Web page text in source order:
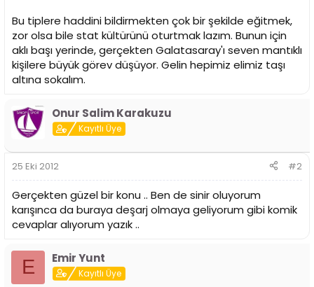
Bu tiplere haddini bildirmekten çok bir şekilde eğitmek,
zor olsa bile stat kültürünü oturtmak lazım. Bunun için
aklı başı yerinde, gerçekten Galatasaray'ı seven mantıklı
kişilere büyük görev düşüyor. Gelin hepimiz elimiz taşı
altına sokalım.
Onur Salim Karakuzu
Kayıtlı Üye
25 Eki 2012 #2
Gerçekten güzel bir konu .. Ben de sinir oluyorum
karışınca da buraya deşarj olmaya geliyorum gibi komik
cevaplar alıyorum yazık ..
E Emir Yunt
Kayıtlı Üye